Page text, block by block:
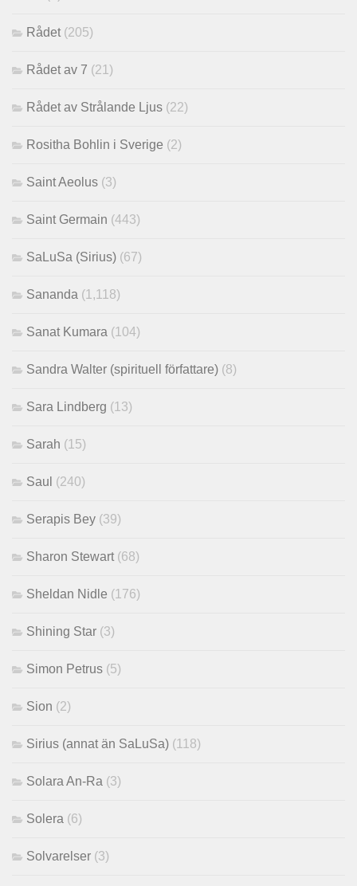
Rådet (205)
Rådet av 7 (21)
Rådet av Strålande Ljus (22)
Rositha Bohlin i Sverige (2)
Saint Aeolus (3)
Saint Germain (443)
SaLuSa (Sirius) (67)
Sananda (1,118)
Sanat Kumara (104)
Sandra Walter (spirituell författare) (8)
Sara Lindberg (13)
Sarah (15)
Saul (240)
Serapis Bey (39)
Sharon Stewart (68)
Sheldan Nidle (176)
Shining Star (3)
Simon Petrus (5)
Sion (2)
Sirius (annat än SaLuSa) (118)
Solara An-Ra (3)
Solera (6)
Solvarelser (3)